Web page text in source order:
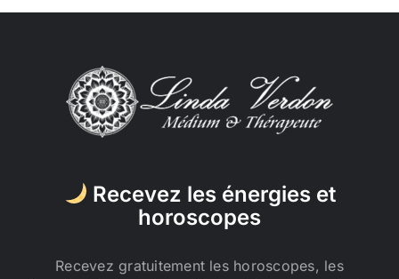
Recevez les énergies et
horoscopes
Recevez gratuitement les horoscopes, les